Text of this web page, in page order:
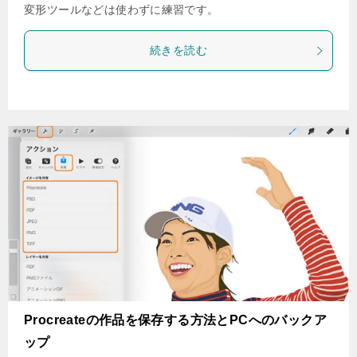
変形ツールなどは使わずに練習です。
続きを読む
Procreateの作品を保存する方法とPCへのバックア
ップ